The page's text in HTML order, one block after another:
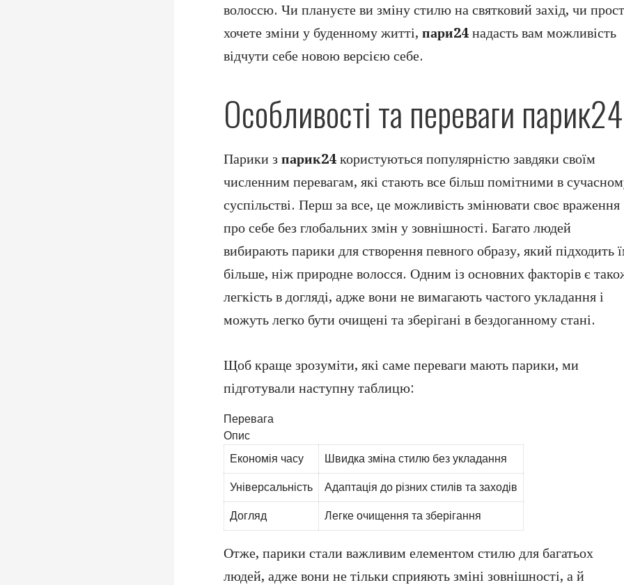
волоссю. Чи плануєте ви зміну стилю на святковий захід, чи
хочете зміни у буденному житті, пари24 надасть вам можливість
відчути себе новою версією себе.
Особливості та переваги парик24
Парики з парик24 користуються популярністю завдяки своїм
численним перевагам, які стають все більш помітними в
суспільстві. Перш за все, це можливість змінювати своє враження
про себе без глобальних змін у зовнішності. Багато людей
вибирають парики для створення певного образу, який підходить
більше, ніж природне волосся. Одним із основних факторів є
легкість в догляді, адже вони не вимагають частого укладання і
можуть легко бути очищені та зберігані в бездоганному стані.
Щоб краще зрозуміти, які саме переваги мають парики, ми
підготували наступну таблицю:
Перевага
Опис
Економія часу
Швидка зміна стилю без укладання
Універсальність Адаптація до різних стилів та заходів
Догляд Легке очищення та зберігання
Отже, парики стали важливим елементом стилю для багатьох
людей, адже вони не тільки сприяють зміні зовнішності, а й